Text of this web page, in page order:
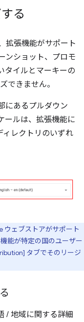
る
拡張機能がサポート
ンショット、プロモ
タイルとマーキーの
できません。
にあるプルダウン
ールは、拡張機能に
ィレクトリのいずれ
ウェブストアがサポート
能が特定の国のユーザー
タブでそのリージ
/ 地域に関する詳細